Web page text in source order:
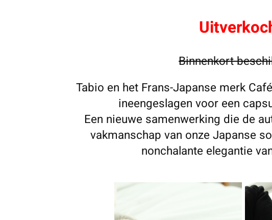
Binnenkort
Tabio en het Frans-Japanse merk
ineengeslagen voor een
Een nieuwe samenwerking die de
vakmanschap van onze Japanse
nonchalante elegantie